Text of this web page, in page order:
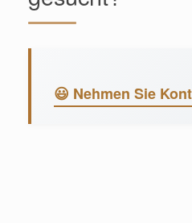
😃 Nehmen Sie